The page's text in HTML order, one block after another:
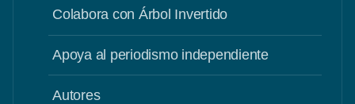
Colabora con Árbol Invertido
Apoya al periodismo independiente
Autores